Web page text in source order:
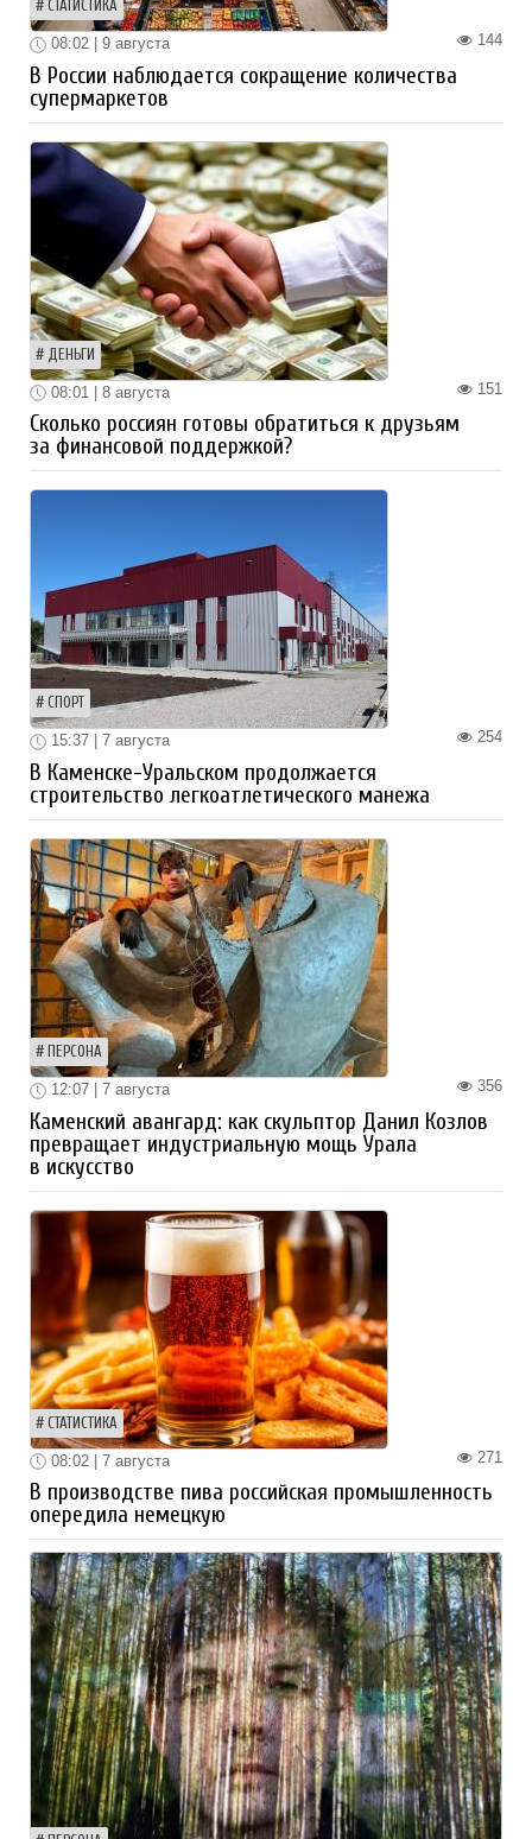
СТАТИСТИКА
144
08:02 | 9 августа
В России наблюдается сокращение количества
супермаркетов
ДЕНЬГИ
151
08:01 | 8 августа
Сколько россиян готовы обратиться к друзьям
за финансовой поддержкой?
СПОРТ
254
15:37 | 7 августа
В Каменске-Уральском продолжается
строительство легкоатлетического манежа
ПЕРСОНА
356
12:07 | 7 августа
Каменский авангард: как скульптор Данил Козлов
превращает индустриальную мощь Урала
в искусство
СТАТИСТИКА
271
08:02 | 7 августа
В производстве пива российская промышленность
опередила немецкую